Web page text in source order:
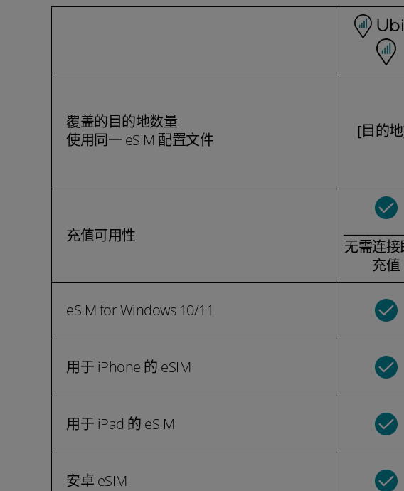
覆盖的目的地数量
使用同一 eSIM 配置文件
[目的
充值可用性
无需连接
充值
eSIM for Windows 10/11
用于 iPhone 的 eSIM
用于 iPad 的 eSIM
安卓 eSIM